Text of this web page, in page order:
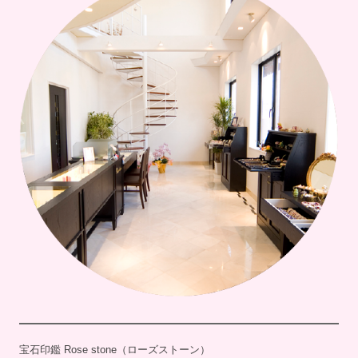
宝石印鑑 Rose stone（ローズストーン）